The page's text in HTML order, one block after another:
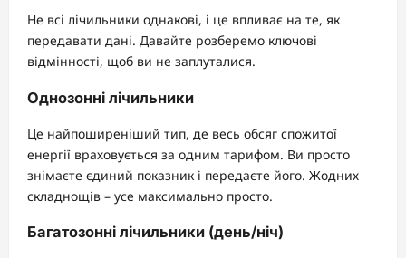
Не всі лічильники однакові, і це впливає на те, як
передавати дані. Давайте розберемо ключові
відмінності, щоб ви не заплуталися.
Однозонні лічильники
Це найпоширеніший тип, де весь обсяг спожитої
енергії враховується за одним тарифом. Ви просто
знімаєте єдиний показник і передаєте його. Жодних
складнощів – усе максимально просто.
Багатозонні лічильники (день/ніч)